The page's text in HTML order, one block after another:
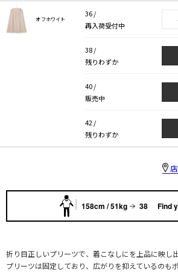
オフホワイト
36 /
再入荷受付中
38 /
残りわずか
40 /
販売中
42 /
残りわずか
158cm / 51kg 38 Find
折り目正しいプリーツで、着こなしにを上品に映し
プリーツは固定しており、広がりを抑えているのも